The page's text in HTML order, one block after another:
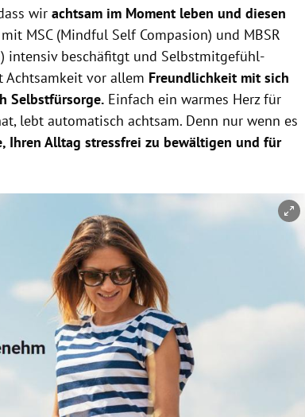
wirachtsam im Moment leben und diesen
MSC (Mindful Self Compasion) und MBSR
intensiv beschäfitgt und Selbstmitgefühl-
Achtsamkeit vor allem Freundlichkeit mit sich
Selbstfürsorge. Einfach ein warmes Herz für
lebt automatisch achtsam. Denn nur wenn es
Ihren Alltag stressfrei zu bewältigen und für